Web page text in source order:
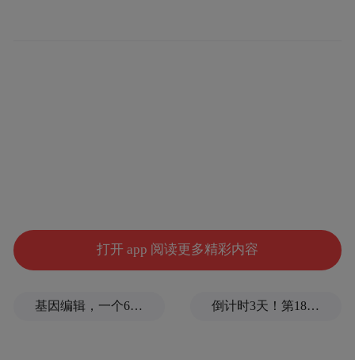
打开 app 阅读更多精彩内容
基因编辑，一个6岁女孩之死 倒计时3天！第18届影响世界华人盛典即将启幕